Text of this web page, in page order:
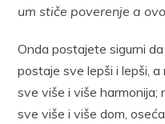
um stiče poverenje a
Onda postajete sigurni
postaje sve lepši i lepši,
sve više i više
sve više i više dom,